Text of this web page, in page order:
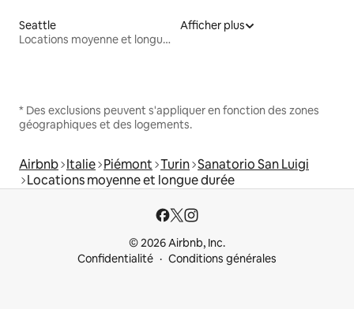
Seattle
Locations moyenne et longue durée
Afficher plus
* Des exclusions peuvent s'appliquer en fonction des zones
géographiques et des logements.
Airbnb Italie Piémont Turin Sanatorio San Luigi
Locations moyenne et longue durée
© 2026 Airbnb, Inc.
Confidentialité
Conditions générales